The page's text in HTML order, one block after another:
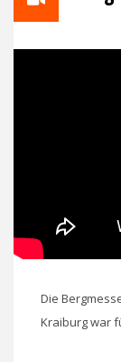
Die
Kraiburg war